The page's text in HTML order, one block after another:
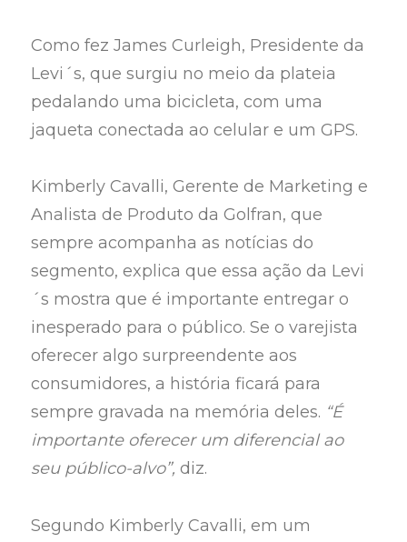
Como fez James Curleigh, Presidente da
Levi´s, que surgiu no meio da plateia
pedalando uma bicicleta, com uma
jaqueta conectada ao celular e um GPS.
Kimberly Cavalli, Gerente de Marketing e
Analista de Produto da Golfran, que
sempre acompanha as notícias do
segmento, explica que essa ação da Levi
´s mostra que é importante entregar o
inesperado para o público. Se o varejista
oferecer algo surpreendente aos
consumidores, a história ficará para
sempre gravada na memória deles. “É
importante oferecer um diferencial ao
seu público-alvo”, diz.
Segundo Kimberly Cavalli, em um